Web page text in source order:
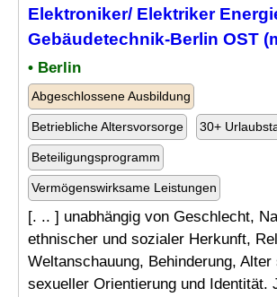
Elektroniker/ Elektriker
Gebäudetechnik-Berlin OST
• Berlin
Abgeschlossene Ausbildung
Betriebliche Altersvorsorge 30+
Beteiligungsprogramm
Vermögenswirksame Leistungen
[. .. ] unabhängig von Geschlecht,
ethnischer und sozialer Herkunft,
Weltanschauung, Behinderung, Alter
sexueller Orientierung und Identität.